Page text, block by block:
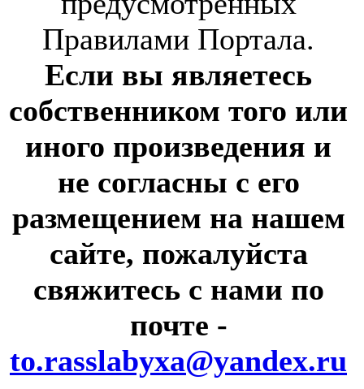
Правилами Портала.
Если вы являетесь
собственником того или
иного произведения и
не согласны с его
размещением на нашем
сайте, пожалуйста
свяжитесь с нами по
почте -
to.rasslabyxa@yandex.ru